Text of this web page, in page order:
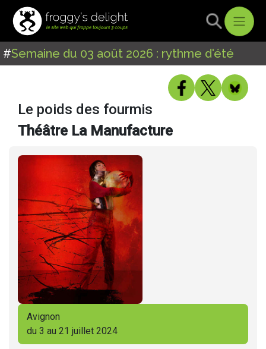
#Semaine du 03 août 2026 : rythme d'été
Le poids des fourmis
Théâtre La Manufacture
Avignon
du 3 au 21 juillet 2024